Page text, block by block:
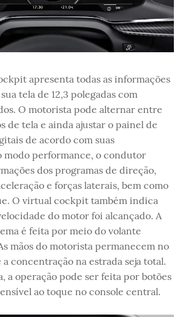
apresenta todas as informações
tela de 12,3 polegadas com
O motorista pode alternar entre
de tela e ainda ajustar o painel de
de acordo com suas
modo performance, o condutor
dos programas de direção,
e forças laterais, bem como
O virtual cockpit também indica
do motor foi alcançado. A
é feita por meio do volante
mãos do motorista permanecem no
concentração na estrada seja total.
a operação pode ser feita por botões
ao toque no console central.